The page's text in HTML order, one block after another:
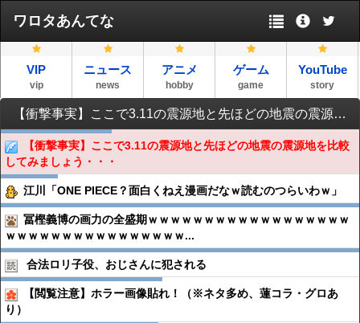
ワロタあんてな
VIP
vip
ニュース
news
アニメ
hobby
ゲーム
game
YouTube
story
【衝撃事実】ここで3.11の震源地と先ほどの地震の震源地を比較してみましょう・・・
【衝撃事実】ここで3.11の震源地と先ほどの地震の震源地を比較
してみましょう・・・
江川「ONE PIECE？面白くねえ漫画だなｗ読むのつらいわｗ」
冨樫義博の画力の全盛期ｗｗｗｗｗｗｗｗｗｗｗｗｗｗｗｗｗｗ
ｗｗｗｗｗｗｗｗｗｗｗｗｗｗｗｗ...
合法ロリ子役、おじさんに犯される
【閲覧注意】ホラー画像貼れ！（※ネタ多め、蓮コラ・グロあ
り）